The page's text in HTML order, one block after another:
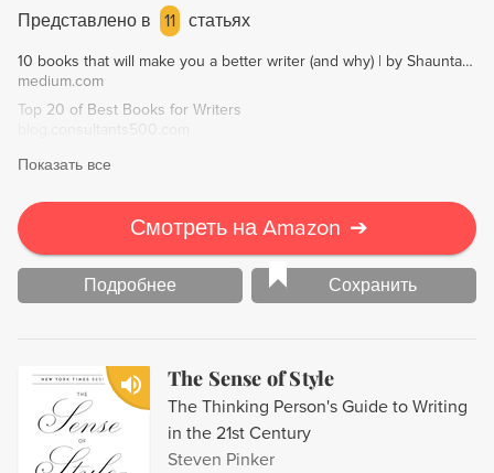
your finished novel. By the end of this program, you'll have
a blueprint that works, enabling you to write forward with
confidence.
Представлено в
11 статьях
10 books that will make you a better writer (and why) | by Shaunta Grimes | Medium
medium.com
Top 20 of Best Books for Writers
Показать все
Смотреть на Amazon ➔
Подробнее Сохранить
The Sense of Style
The Thinking Person's Guide to Writing
in the 21st Century
Steven Pinker